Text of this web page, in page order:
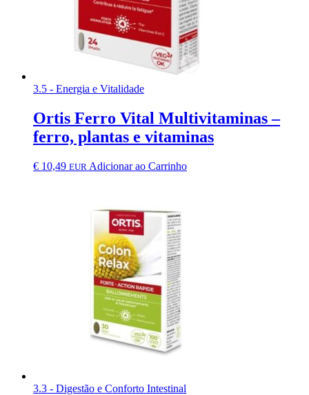
3.5 - Energia e Vitalidade
Ortis Ferro Vital Multivitaminas –
ferro, plantas e vitaminas
€ 10,49 EUR Adicionar ao Carrinho
3.3 - Digestão e Conforto Intestinal